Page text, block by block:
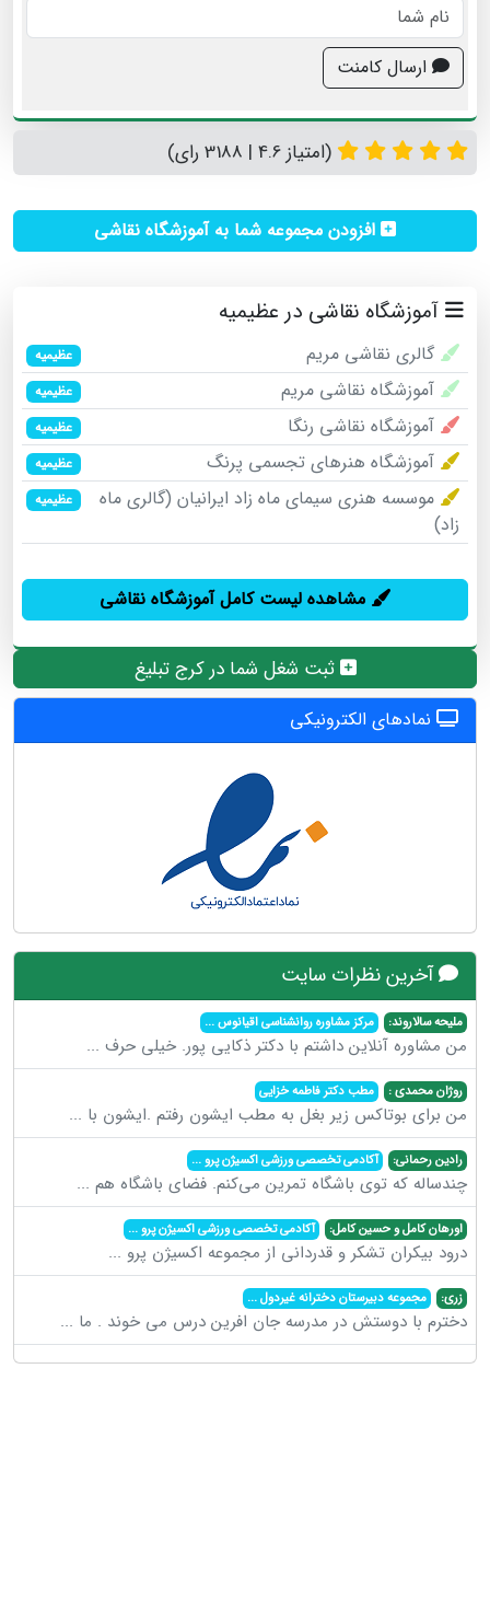
ارسال کامنت
(امتیاز 4.6 | 3188 رای)
افزودن مجموعه شما به آموزشگاه نقاشی
آموزشگاه نقاشی در عظیمیه
گالری نقاشی مریم عظیمیه
آموزشگاه نقاشی مریم عظیمیه
آموزشگاه نقاشی رنگا عظیمیه
آموزشگاه هنرهای تجسمی پرنگ عظیمیه
موسسه هنری سیمای ماه زاد ایرانیان (گالری ماه
زاد)
عظیمیه
مشاهده لیست کامل آموزشگاه نقاشی
ثبت شغل شما در کرج تبلیغ
نمادهای الکترونیکی
آخرین نظرات سایت
ملیحه سالاروند: مرکز مشاوره روانشناسی اقیانوس...
من مشاوره آنلاین داشتم با دکتر ذکایی پور. خیلی حرف ...
روژان محمدی : مطب دکتر فاطمه خزایی
من برای بوتاکس زیر بغل به مطب ایشون رفتم .ایشون با ...
رادین رحمانی: آکادمی تخصصی ورزشی اکسیژن پرو...
چندساله که توی باشگاه تمرین می‌کنم. فضای باشگاه هم ...
اورهان کامل و حسین کامل: آکادمی تخصصی ورزشی اکسیژن پرو...
درود بیکران تشکر و قدردانی از مجموعه اکسیژن پرو ...
زری: مجموعه دبیرستان دخترانه غیردول...
دخترم با دوستش در مدرسه جان افرین درس می خوند . ما ...